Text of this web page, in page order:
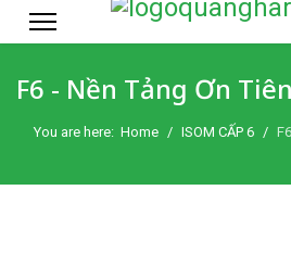
F6 - Nền Tảng Ơn
You are here: Home ISOM CẤP 6